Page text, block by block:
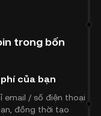
trong bốn
của bạn
email / số điện thoại
đồng thời tạo